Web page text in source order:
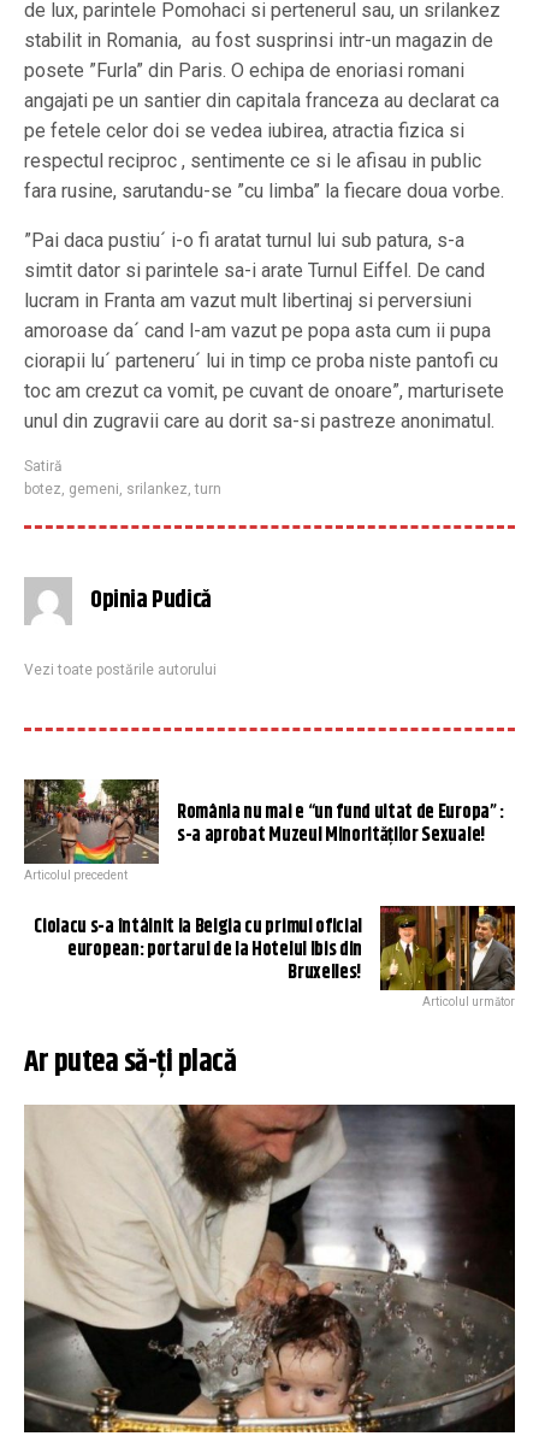
de lux, parintele Pomohaci si pertenerul sau, un srilankez
stabilit in Romania, au fost susprinsi intr-un magazin de
posete ”Furla” din Paris. O echipa de enoriasi romani
angajati pe un santier din capitala franceza au declarat ca
pe fetele celor doi se vedea iubirea, atractia fizica si
respectul reciproc , sentimente ce si le afisau in public
fara rusine, sarutandu-se ”cu limba” la fiecare doua vorbe.
”Pai daca pustiu´ i-o fi aratat turnul lui sub patura, s-a
simtit dator si parintele sa-i arate Turnul Eiffel. De cand
lucram in Franta am vazut mult libertinaj si perversiuni
amoroase da´ cand l-am vazut pe popa asta cum ii pupa
ciorapii lu´ parteneru´ lui in timp ce proba niste pantofi cu
toc am crezut ca vomit, pe cuvant de onoare”, marturisete
unul din zugravii care au dorit sa-si pastreze anonimatul.
Satiră
botez, gemeni, srilankez,turn
Opinia Pudică
Vezi toate postările autorului
România nu mai e “un fund uitat de Europa” :
s-a aprobat Muzeul Minorităților Sexuale!
Articolul precedent
Ciolacu s-a întâlnit la Belgia cu primul oficial
european: portarul de la Hotelul Ibis din
Bruxelles!
Articolul următor
Ar putea să-ți placă